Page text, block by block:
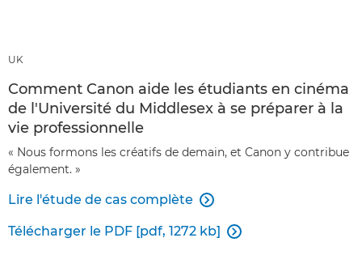
UK
Comment Canon aide les étudiants en cinéma
de l'Université du Middlesex à se préparer à la
vie professionnelle
« Nous formons les créatifs de demain, et Canon y contribue
également. »
Lire l'étude de cas complète 
Télécharger le PDF [pdf, 1272 kb] 